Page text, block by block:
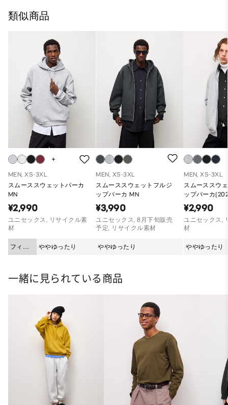
類似商品
MEN, XS-3XL
スムーススウェットパーカ
MN
¥2,990
ユニセックス, リサイクル素
材
フィッ
ト
ややゆったり
MEN, XS-3XL
スムーススウェットフルジ
ップパーカ MN
¥3,990
ユニセックス, 8月下旬販売
予定, リサイクル素材
ややゆったり
MEN, XS-3XL
スムーススウ
ップパーカ
品)
¥2,990
ユニセックス,
材
ややゆったり
一緒に見られている商品